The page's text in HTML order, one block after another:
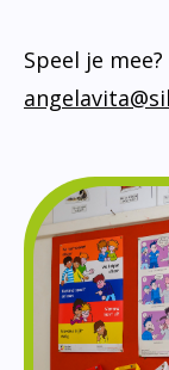
Speel je